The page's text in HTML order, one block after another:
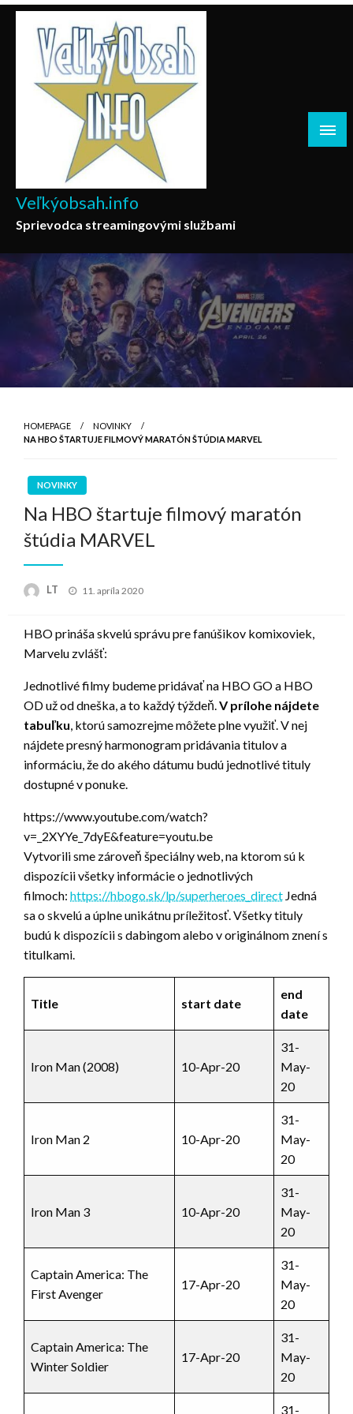
Skip
content
Veľkýobsah.info
Sprievodca streamingovými službami
HOMEPAGE
NOVINKY
NA HBO ŠTARTUJE FILMOVÝ MARATÓN ŠTÚDIA MARVEL
NOVINKY
Na HBO štartuje filmový maratón
štúdia MARVEL
LT
Posted
11. apríla 2020
HBO prináša skvelú správu pre fanúšikov komixoviek,
Marvelu zvlášť:
Jednotlivé filmy budeme pridávať na HBO GO a HBO
OD už od dneška, a to každý týždeň.V prílohe nájdete
tabuľku, ktorú samozrejme môžete plne využiť. V nej
nájdete presný harmonogram pridávania titulov a
informáciu, že do akého dátumu budú jednotlivé tituly
dostupné v ponuke.
https://www.youtube.com/watch?
v=_2XYYe_7dyE&feature=youtu.be
Vytvorili sme zároveň špeciálny web, na ktorom sú k
dispozícii všetky informácie o jednotlivých
filmoch: https://hbogo.sk/lp/superheroes_direct Jedná
sa o skvelú a úplne unikátnu príležitosť. Všetky tituly
budú k dispozícii s dabingom alebo v originálnom znení s
titulkami.
Title start date
end
date
Iron Man (2008) 10-Apr-20
31-
May-
20
Iron Man 2 10-Apr-20
31-
May-
20
Iron Man 3 10-Apr-20
31-
May-
20
Captain America: The
First Avenger
17-Apr-20
31-
May-
20
Captain America: The
Winter Soldier
17-Apr-20
31-
May-
20
31-